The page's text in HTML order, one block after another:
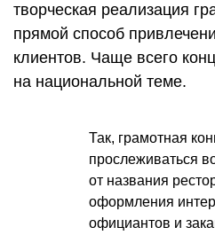
творческая реализация
прямой способ
клиентов. Чаще всего
на национальной теме.
Так, грамотная
прослеживаться
от названия
оформления
официантов и